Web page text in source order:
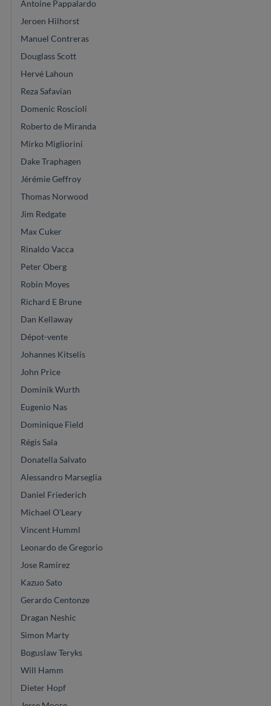
Antoine Pappalardo
Jeroen Hilhorst
Manuel Contreras
Douglass Scott
Hervé Lahoun
Reza Safavian
Domenic Roscioli
Roberto de Miranda
Mirko Migliorini
Dake Traphagen
Jérémie Geffroy
Thomas Norwood
Jim Redgate
Max Cuker
Rinaldo Vacca
Peter Oberg
Robin Moyes
Richard E Brune
Dan Kellaway
Dépot-vente
Johannes Kitselis
John Price
Dominik Wurth
Eugenio Nas
Dominique Field
Régis Sala
Donatella Salvato
Alessandro Marseglia
Daniel Friederich
Michael O'Leary
Vincent Humml
Leonardo de Gregorio
Jose Ramirez
Kazuo Sato
Gerardo Centonze
Dragan Neshic
Simon Marty
Boguslaw Teryks
Will Hamm
Dieter Hopf